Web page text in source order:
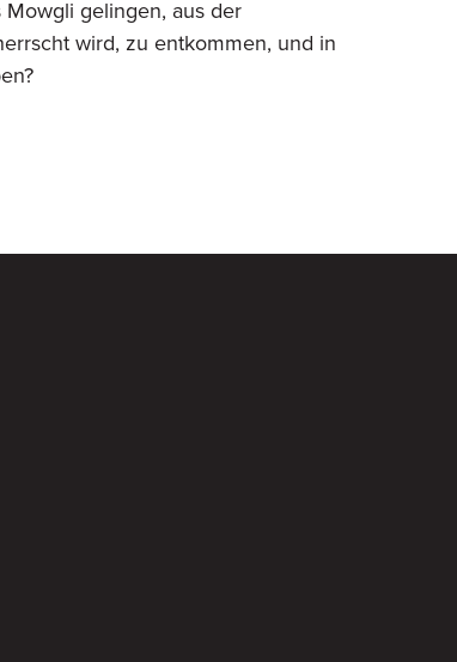
gelingen, aus der
wird, zu entkommen, und in